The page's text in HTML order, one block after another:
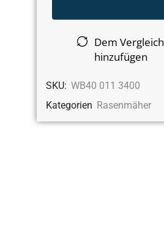
Dem Vergleich
hinzufügen
SKU: WB40 011 3400
Kategorien Rasenmäher